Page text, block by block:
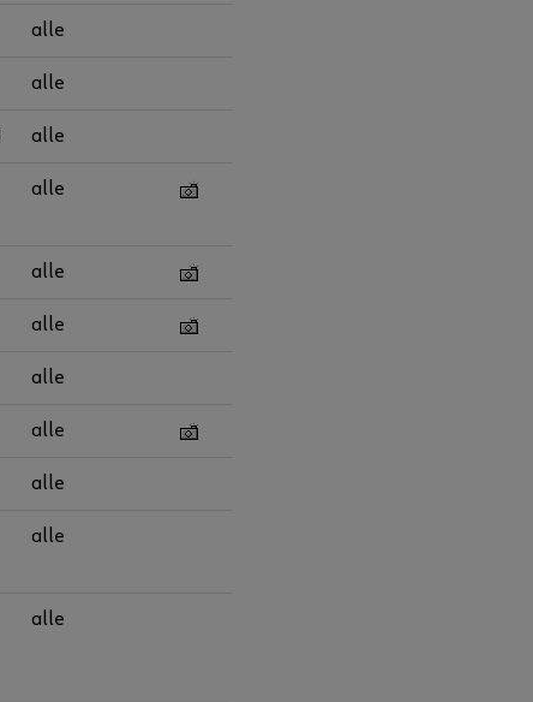
alle
alle
alle
alle
alle
alle
alle
alle
alle
alle
alle